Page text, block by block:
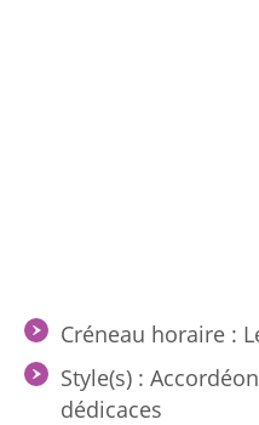
Créneau horaire :
Style(s) :
dédicaces